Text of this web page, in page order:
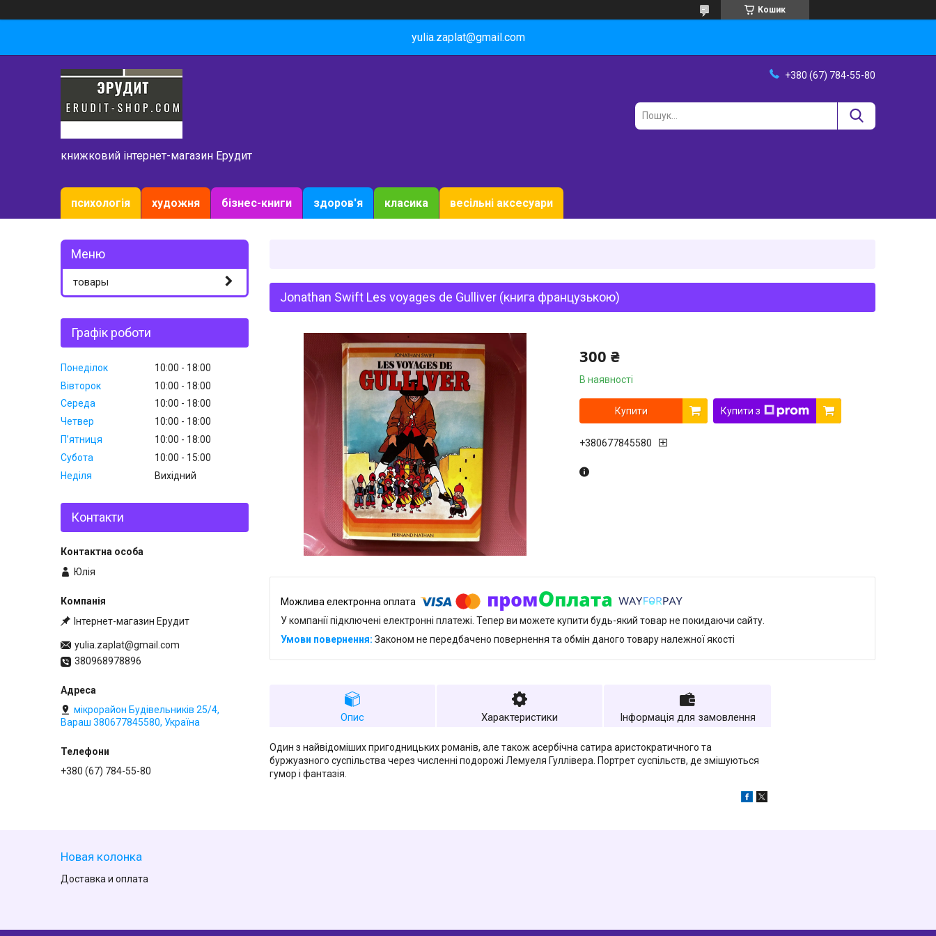
Кошик
yulia.zaplat@gmail.com
книжковий інтернет-магазин Ерудит
+380 (67) 784-55-80
психологія художня бізнес-книги здоров'я класика весільні аксесуари
Jonathan Swift Les voyages de Gulliver (книга французькою)
300 ₴
В наявності
Купити Купити з
+380677845580
У компанії підключені електронні платежі. Тепер ви можете купити будь-який товар не покидаючи сайту.
Законом не передбачено повернення та обмін даного товару належної якості
Опис Характеристики Інформація для замовлення
Один з найвідоміших пригодницьких романів, але також асербічна сатира аристократичного та
буржуазного суспільства через численні подорожі Лемуеля Гуллівера. Портрет суспільств, де змішуються
гумор і фантазія.
товары
Графік роботи
Понеділок 10:00
18:00
Вівторок
10:00
18:00
Середа
10:00
18:00
Четвер
10:00
18:00
Пʼятниця
10:00
18:00
Субота
10:00
15:00
Неділя
Вихідний
Контакти
Юлія
Інтернет-магазин Ерудит
yulia.zaplat@gmail.com
380968978896
мікрорайон Будівельників 25/4,
Вараш 380677845580, Україна
+380 (67) 784-55-80
Новая колонка
Доставка и оплата